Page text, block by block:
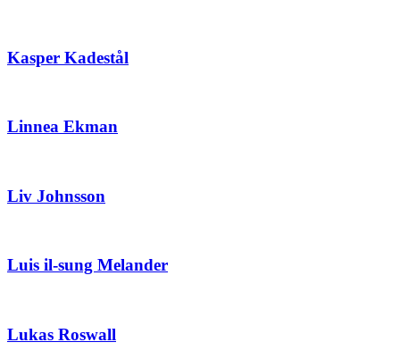
Kasper Kadestål
Linnea Ekman
Liv Johnsson
Luis il-sung Melander
Lukas Roswall